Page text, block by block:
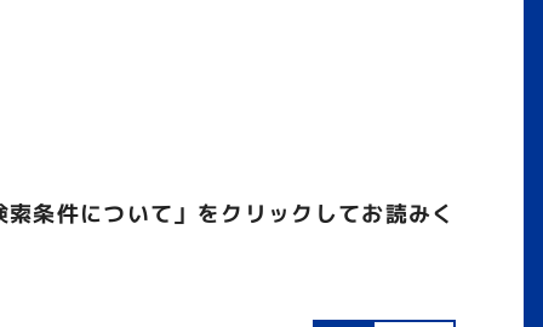
条件について」をクリックしてお読みく